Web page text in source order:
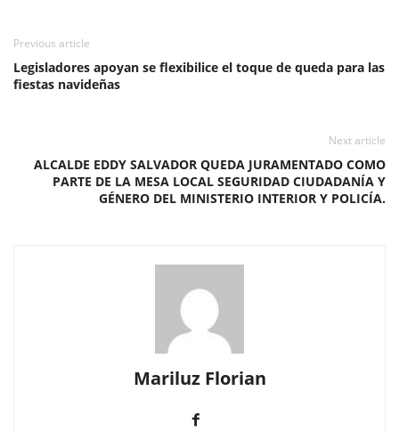
Previous article
Legisladores apoyan se flexibilice el toque de queda para las
fiestas navideñas
Next article
ALCALDE EDDY SALVADOR QUEDA JURAMENTADO COMO
PARTE DE LA MESA LOCAL SEGURIDAD CIUDADANÍA Y
GÉNERO DEL MINISTERIO INTERIOR Y POLICÍA.
Mariluz Florian